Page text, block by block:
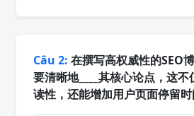
Câu 2: 在撰写高权威性的SEO
要清晰地____其核心论点，这
读性，还能增加用户页面停留时